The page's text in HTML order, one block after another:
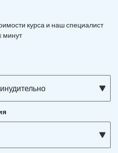
курса и наш специалист
минут